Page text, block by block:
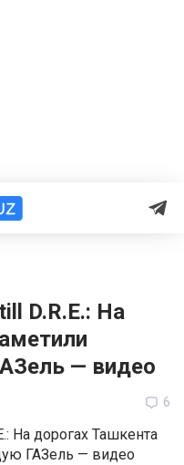
D.R.E.: На
— видео
6